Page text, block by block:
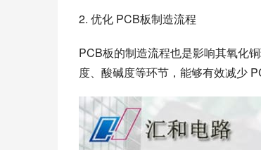
2. 优化 PCB板制造流程
PCB板的制造流程也是影响其氧化
度、酸碱度等环节，能够有效减少